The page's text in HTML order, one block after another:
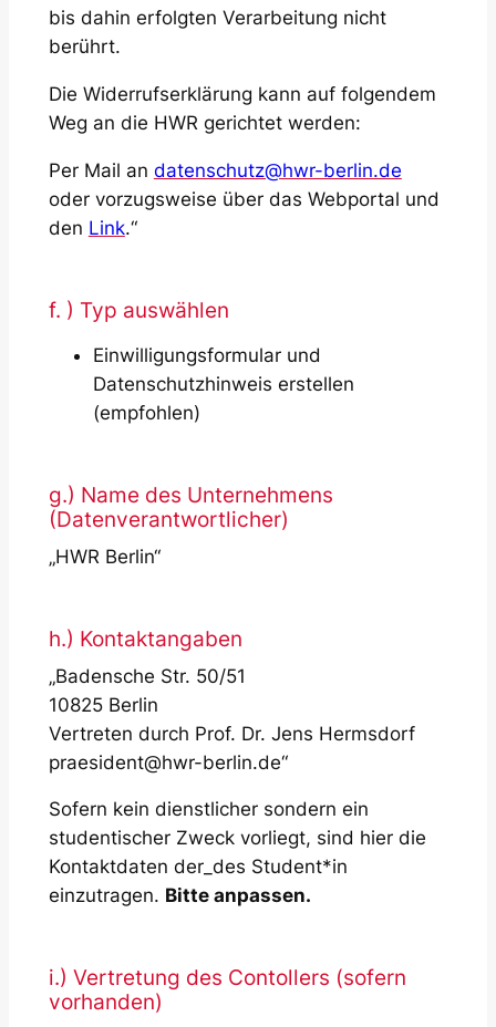
bis dahin erfolgten Verarbeitung nicht
berührt.
Die Widerrufserklärung kann auf folgendem
Weg an die HWR gerichtet werden:
Per Mail an datenschutz@hwr-berlin.de
oder vorzugsweise über das Webportal und
den Link.“
f. ) Typ auswählen
Einwilligungsformular und
Datenschutzhinweis erstellen
(empfohlen)
g.) Name des Unternehmens
(Datenverantwortlicher)
„HWR Berlin“
h.) Kontaktangaben
„Badensche Str. 50/51
10825 Berlin
Vertreten durch Prof. Dr. Jens Hermsdorf
praesident@hwr-berlin.de“
Sofern kein dienstlicher sondern ein
studentischer Zweck vorliegt, sind hier die
Kontaktdaten der_des Student*in
einzutragen. Bitte anpassen.
i.) Vertretung des Contollers (sofern
vorhanden)